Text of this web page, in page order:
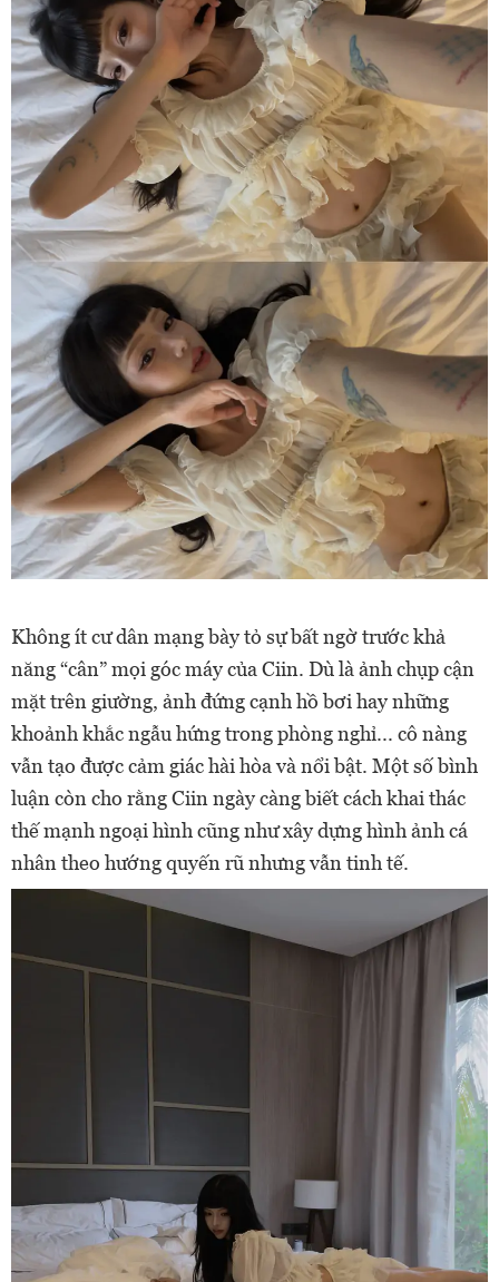
Không ít cư dân mạng bày tỏ sự bất ngờ trước khả
năng “cân” mọi góc máy của Ciin. Dù là ảnh chụp cận
mặt trên giường, ảnh đứng cạnh hồ bơi hay những
khoảnh khắc ngẫu hứng trong phòng nghỉ... cô nàng
vẫn tạo được cảm giác hài hòa và nổi bật. Một số bình
luận còn cho rằng Ciin ngày càng biết cách khai thác
thế mạnh ngoại hình cũng như xây dựng hình ảnh cá
nhân theo hướng quyến rũ nhưng vẫn tinh tế.